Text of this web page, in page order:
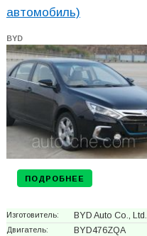
автомобиль)
BYD
ПОДРОБНЕЕ
Изготовитель: BYD Auto Co., Ltd.
Двигатель: BYD476ZQA